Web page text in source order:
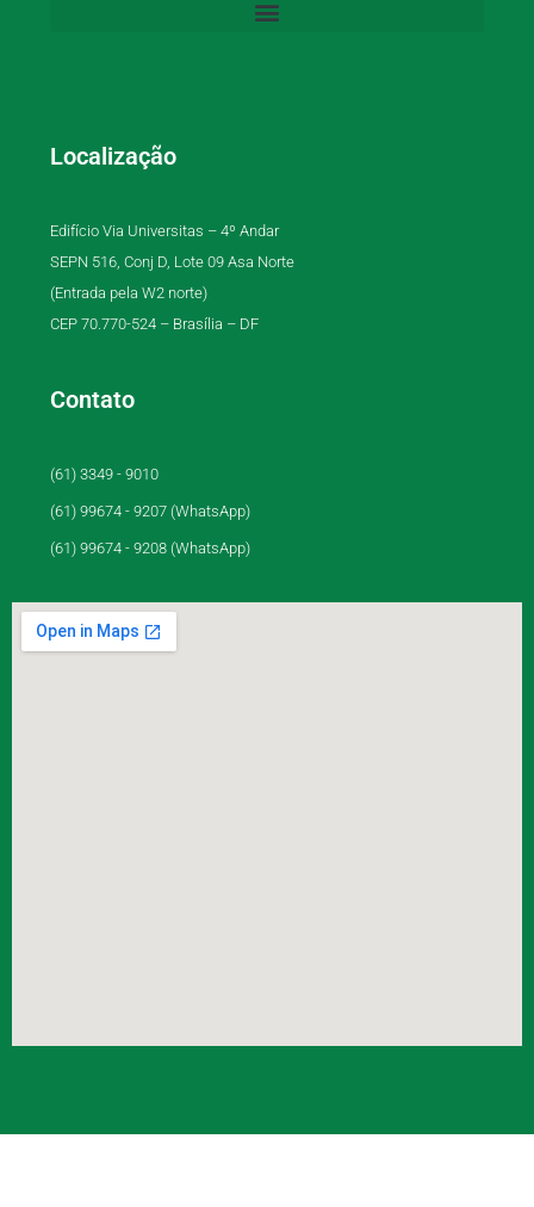
Localização
Edifício Via Universitas – 4º Andar
SEPN 516, Conj D, Lote 09 Asa Norte
(Entrada pela W2 norte)
CEP 70.770-524 – Brasília – DF
Contato
(61) 3349 - 9010
(61) 99674 - 9207 (WhatsApp)
(61) 99674 - 9208 (WhatsApp)